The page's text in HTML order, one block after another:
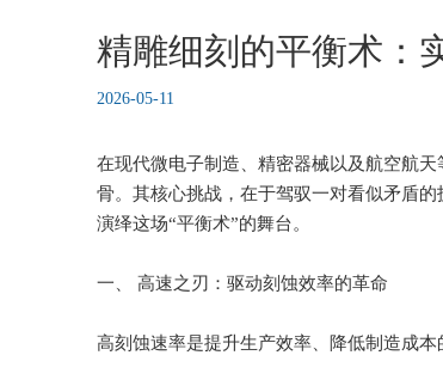
精雕细刻的平衡术：
2026-05-11
在现代微电子制造、精密器械以及航空航
骨。其核心挑战，在于驾驭一对看似矛盾
演绎这场“平衡术”的舞台。
一、 高速之刃：驱动刻蚀效率的革命
高刻蚀速率是提升生产效率、降低制造成